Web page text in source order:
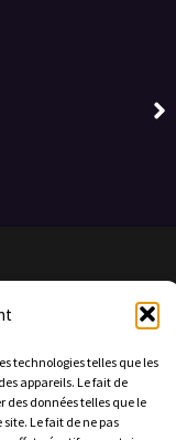
technologies telles que les
appareils. Le fait de
données telles que le
Le fait de ne pas